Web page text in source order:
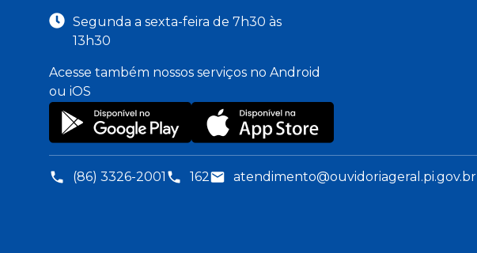
Segunda a sexta-feira de 7h30 às
13h30
Acesse também nossos serviços no Android
ou iOS
(86) 3326-2001 162 atendimento@ouvidoriageral.pi.gov.br